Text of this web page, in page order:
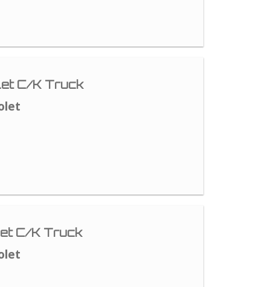
C/K Truck
C/K Truck